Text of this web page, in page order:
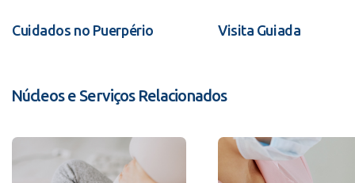
Cuidados no Puerpério Visita Guiada
Núcleos e Serviços Relacionados